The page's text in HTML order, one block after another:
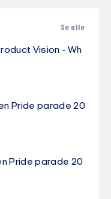
Se alle
Vision - Wh
Pride parade 20
Pride parade 20